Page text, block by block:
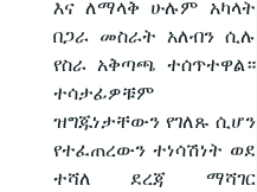
እና ለማላቅ ሁሉም አካላት
በጋራ መስራት አለብን ሲሉ
የስራ አቅጣጫ ተሰጥተዋል።
ተሳታፊዎቹም
ዝግጁነታቸውን የገለጹ ሲሆን
የተፈጠረውን ተነሳሽነት ወደ
ተሻለ ደረጃ ማሻገር